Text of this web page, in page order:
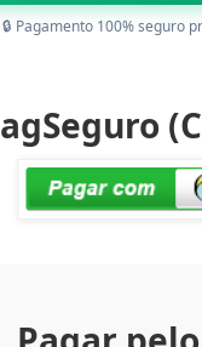
🔒 Pagamento 100% seguro